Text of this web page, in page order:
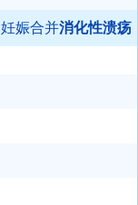
妊娠合并消化性溃疡